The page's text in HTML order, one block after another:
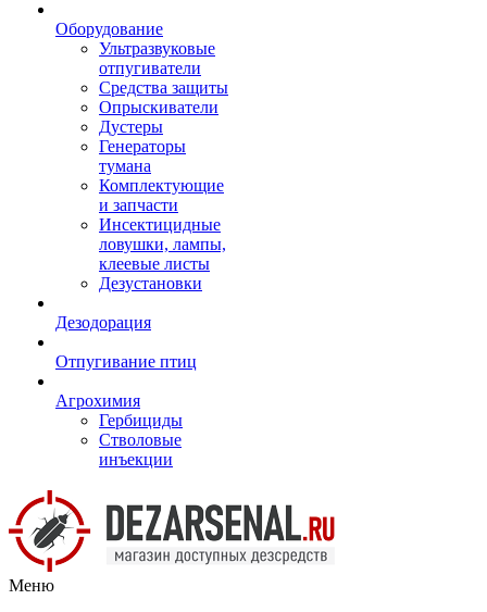
Оборудование
Ультразвуковые
отпугиватели
Средства защиты
Опрыскиватели
Дустеры
Генераторы
тумана
Комплектующие
и запчасти
Инсектицидные
ловушки, лампы,
клеевые листы
Дезустановки
Дезодорация
Отпугивание птиц
Агрохимия
Гербициды
Стволовые
инъекции
Меню